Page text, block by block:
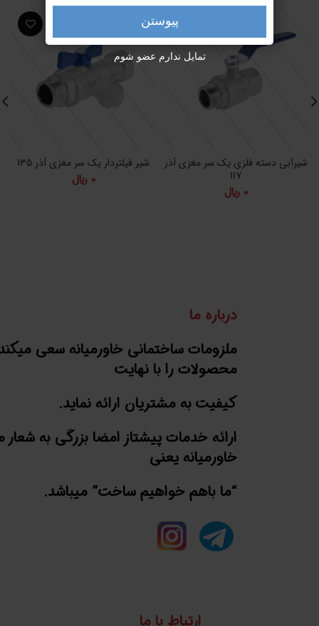
شیرآبی دسته فلزی یک سر مغزی آذر
117
0 ﷼
شیر فیلتردار یک سر مغزی آذر 135
0 ﷼
درباره ما
ملزومات ساختمانی خاورمیانه سعی
محصولات را با نهایت
کیفیت به مشتریان ارائه نماید.
ارائه خدمات پیشتاز امضا بزرگی به شعار
خاورمیانه یعنی
“ما باهم خواهیم ساخت” میباشد.
ارتباط با ما
پیوستن
تمایل ندارم عضو شوم